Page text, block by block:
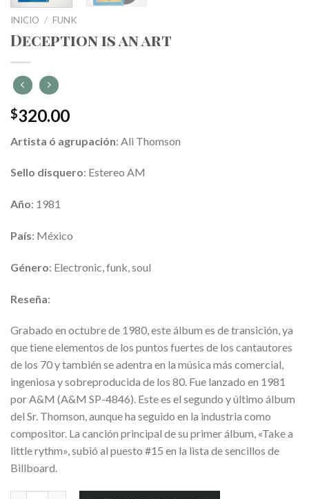
INICIO / FUNK
Deception is an art
$320.00
Artista ó agrupación: Ali Thomson
Sello disquero: Estereo AM
Año: 1981
País: México
Género: Electronic, funk, soul
Reseña:
Grabado en octubre de 1980, este álbum es de transición, ya
que tiene elementos de los puntos fuertes de los cantautores
de los 70 y también se adentra en la música más comercial,
ingeniosa y sobreproducida de los 80. Fue lanzado en 1981
por A&M (A&M SP-4846). Este es el segundo y último álbum
del Sr. Thomson, aunque ha seguido en la industria como
compositor. La canción principal de su primer álbum, «Take a
little rythm», subió al puesto #15 en la lista de sencillos de
Billboard.